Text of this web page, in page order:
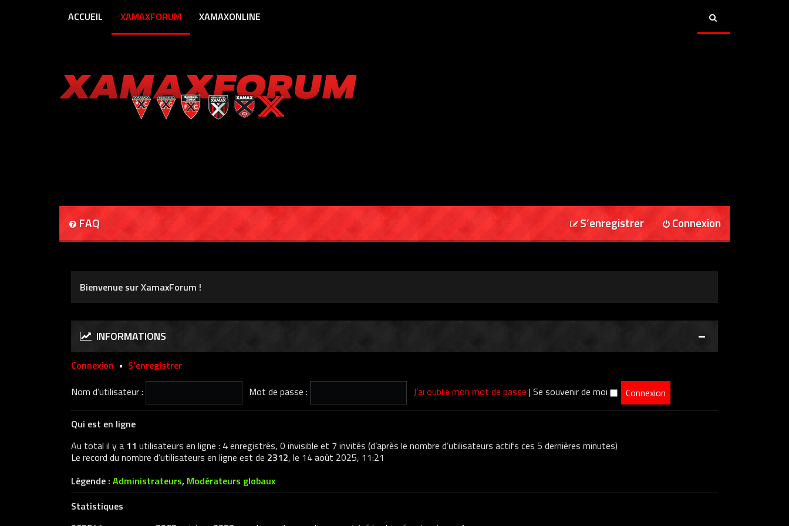
ACCUEIL XAMAXFORUM XAMAXONLINE
FAQ Connexion
S’enregistrer
Bienvenue sur XamaxForum !
INFORMATIONS
Connexion • S’enregistrer
Nom d’utilisateur :
Mot de passe : J’ai oublié mon mot de passe | Se souvenir de moi
Qui est en ligne
Au total il y a 11 utilisateurs en ligne : 4 enregistrés, 0 invisible et 7 invités (d’après le nombre d’utilisateurs actifs ces 5 dernières minutes)
Le record du nombre d’utilisateurs en ligne est de 2312, le 14 août 2025, 11:21
Légende : Administrateurs, Modérateurs globaux
Statistiques